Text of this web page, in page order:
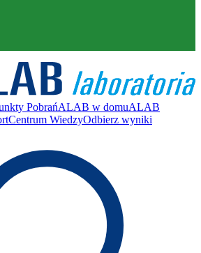
PobrańALAB w domuALAB
Centrum WiedzyOdbierz wyniki